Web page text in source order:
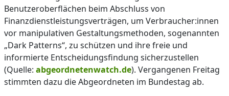
Benutzeroberflächen beim Abschluss von
Finanzdienstleistungsverträgen, um Verbraucher:innen
vor manipulativen Gestaltungsmethoden, sogenannten
„Dark Patterns“, zu schützen und ihre freie und
informierte Entscheidungsfindung sicherzustellen
(Quelle: abgeordnetenwatch.de). Vergangenen Freitag
stimmten dazu die Abgeordneten im Bundestag ab.